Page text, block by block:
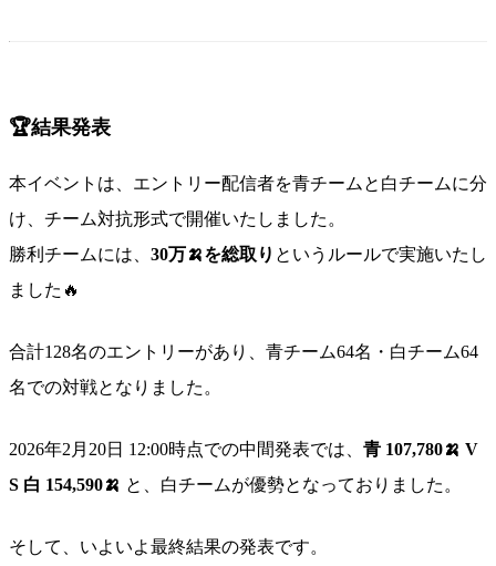
🏆️結果発表
本イベントは、エントリー配信者を青チームと白チームに分
け、チーム対抗形式で開催いたしました。
勝利チームには、 30万🍌を総取り というルールで実施いたし
ました🔥
合計128名のエントリーがあり、青チーム64名・白チーム64
名での対戦となりました。
2026年2月20日 12:00時点での中間発表では、 青 107,780🍌 V
S 白 154,590🍌 と、白チームが優勢となっておりました。
そして、いよいよ最終結果の発表です。